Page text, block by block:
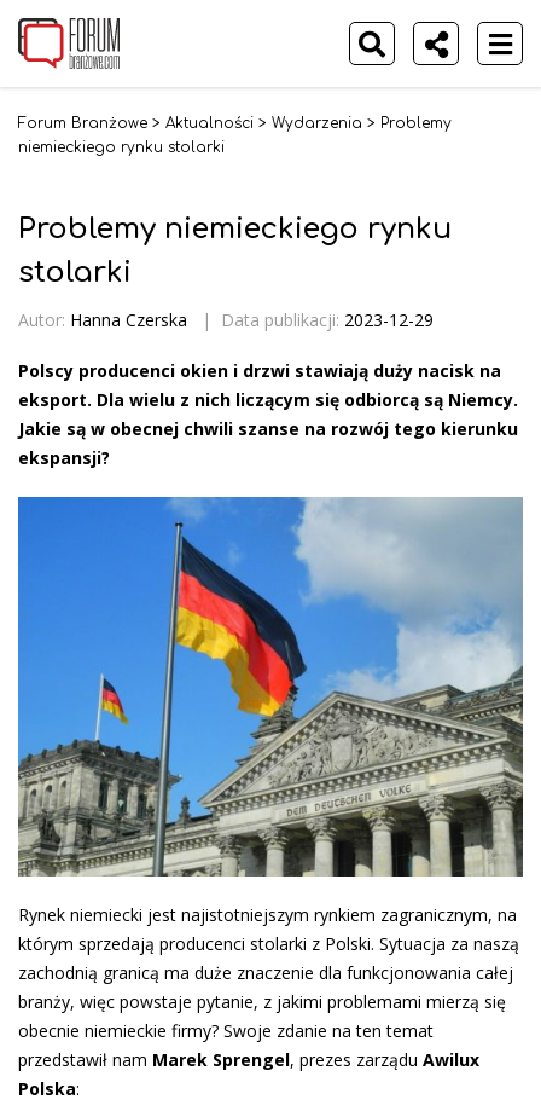
Forum Branżowe > Aktualności > Wydarzenia > Problemy
niemieckiego rynku stolarki
Problemy niemieckiego rynku
stolarki
Autor: Hanna Czerska | Data publikacji: 2023-12-29
Polscy producenci okien i drzwi stawiają duży nacisk na
eksport. Dla wielu z nich liczącym się odbiorcą są Niemcy.
Jakie są w obecnej chwili szanse na rozwój tego kierunku
ekspansji?
Rynek niemiecki jest najistotniejszym rynkiem zagranicznym, na
którym sprzedają producenci stolarki z Polski. Sytuacja za naszą
zachodnią granicą ma duże znaczenie dla funkcjonowania całej
branży, więc powstaje pytanie, z jakimi problemami mierzą się
obecnie niemieckie firmy? Swoje zdanie na ten temat
przedstawił nam Marek Sprengel, prezes zarządu Awilux
Polska: